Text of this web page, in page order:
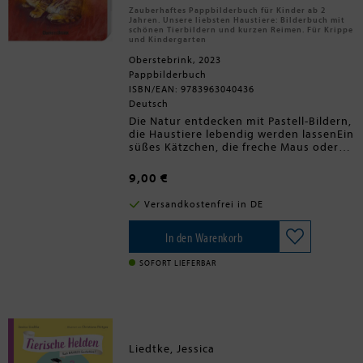
archäologischen Ausgrabungen
Skelette erschnüffeln, Albatrosse
werden mit Radargeräten ausgestattet,
mit deren Daten illegale Fischerei
aufdeckt werden kann und Frettchen
werden so trainiert, dass sie Kabel
durch enge Röhren ziehen können.
Diese und viele weitere kuriose
Geschichten rund um die Helfer aus der
Tierwelt können Kinder in diesem
einmaligen Tierbuch entdecken.
Zauberhaftes Pappbilderbuch für Kinder ab 2
Jahren. Unsere liebsten Haustiere: Bilderbuch mit
schönen Tierbildern und kurzen Reimen. Für Krippe
und Kindergarten
Oberstebrink, 2023
Pappbilderbuch
ISBN/EAN: 9783963040436
Deutsch
Die Natur entdecken mit Pastell-Bildern,
die Haustiere lebendig werden lassenEin
süßes Kätzchen, die freche Maus oder
können Kinder ihre Lieblingstiere
erleben und benennen. Die
niederländische Malerin Loes Botman
kombiniert ihre einzigartigen,
detailreichen Pastellzeichnungen mit
lustigen Reimen, die schon kleinen
Kindern ab 2 Jahren Spaß machen.-
Robust für kleine Hände: Stabiles
Kinderbuch mit Reimen zum Zuhören
und Mitsprechen- Hamster, Hund und
9,00 €
Versandkostenfrei in DE
In den Warenkorb
SOFORT LIEFERBAR
Liedtke, Jessica